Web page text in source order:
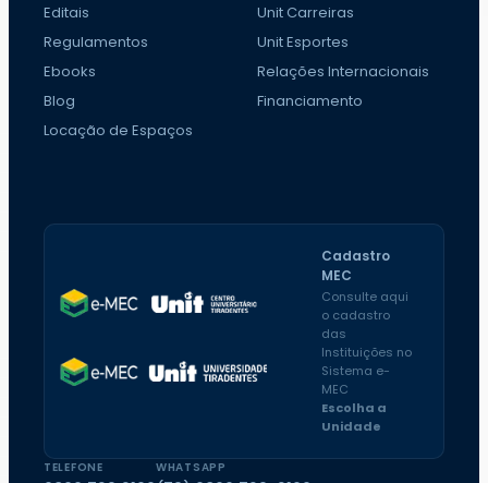
Editais
Regulamentos
Ebooks
Blog
Locação de Espaços
Unit Carreiras
Unit Esportes
Relações Internacionais
Financiamento
Cadastro
MEC
Consulte aqui
o cadastro
das
Instituições no
Sistema e-
MEC
Escolha a
Unidade
TELEFONE WHATSAPP